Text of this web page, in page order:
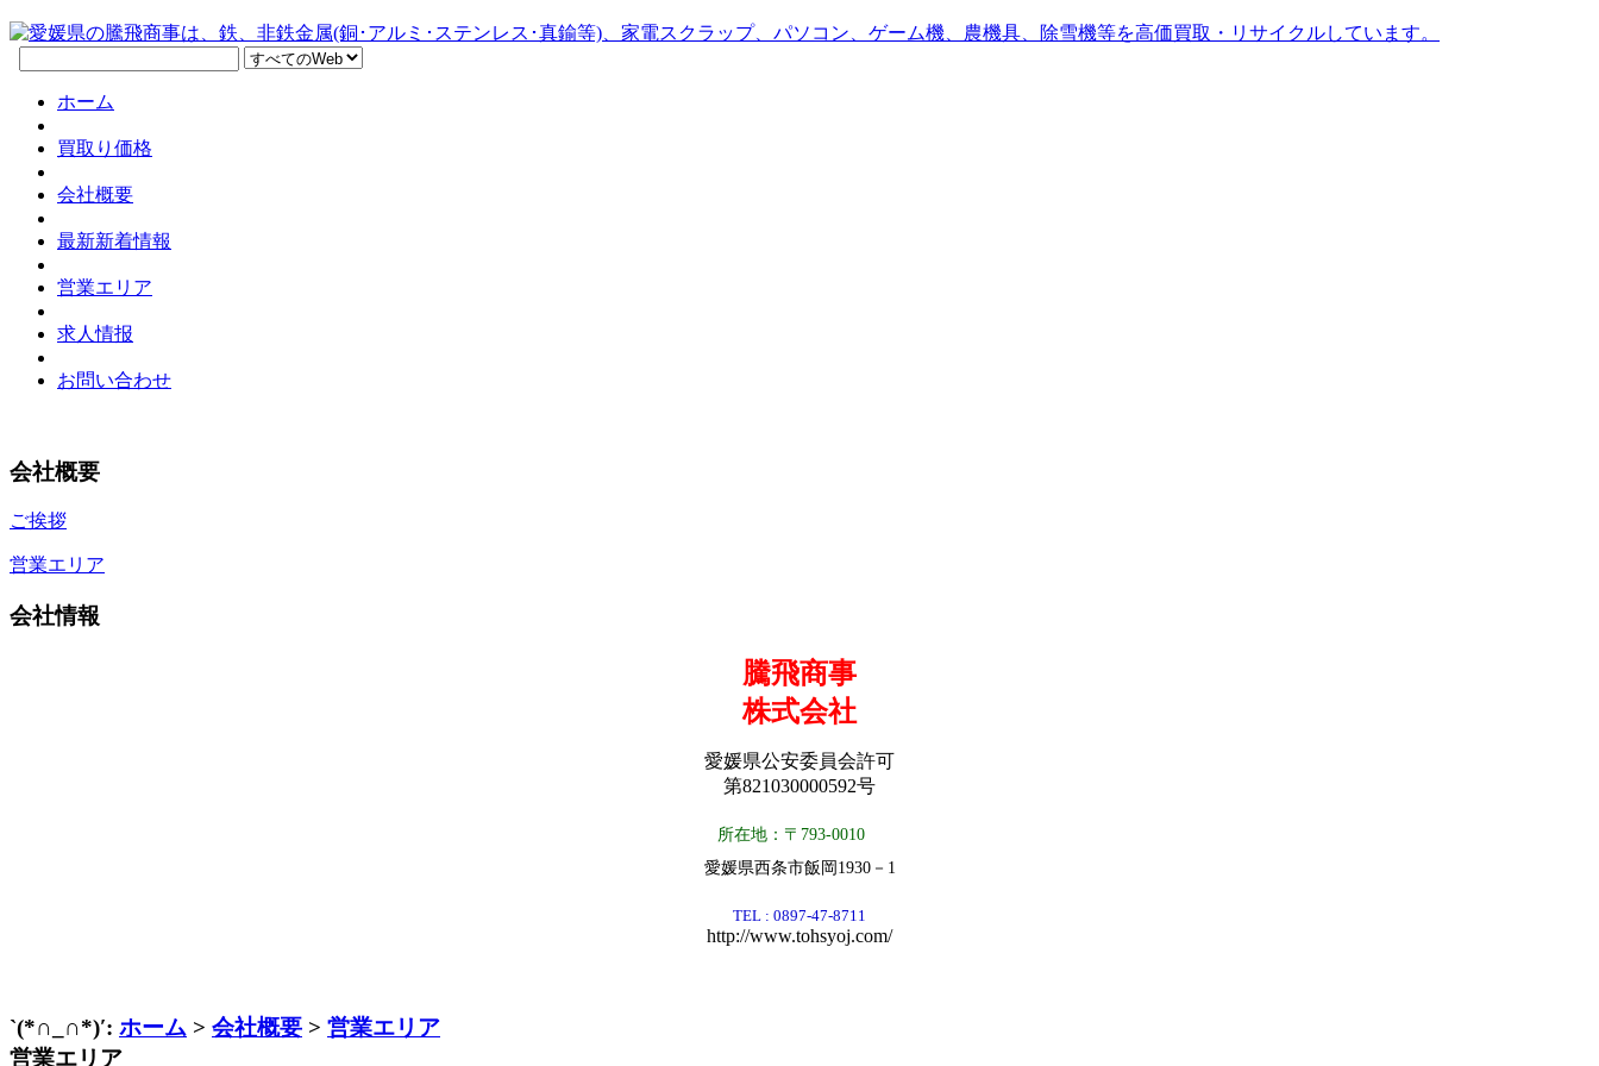
ホーム
買取り価格
会社概要
最新新着情報
営業エリア
求人情报
お問い合わせ
会社概要
ご挨拶
営業エリア
会社情報
騰飛商事
株式会社
愛媛県公安委員会許可
第821030000592号
所在地： 〒 793-0010
愛媛県西条市飯岡1930－1
TEL : 0897-47-8711
http://www.tohsyoj.com/
`(*∩_∩*)′: ホーム > 会社概要 > 営業エリア
営業エリア